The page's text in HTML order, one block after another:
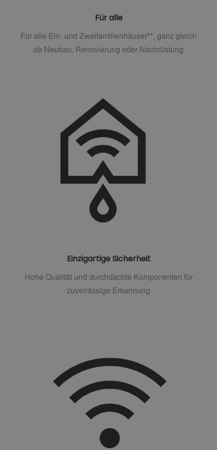
Für alle
Für alle Ein- und Zweifamilienhäuser**, ganz gleich
ob Neubau, Renovierung oder Nachrüstung
Einzigartige Sicherheit
Hohe Qualität und durchdachte Komponenten für
zuverlässige Erkennung